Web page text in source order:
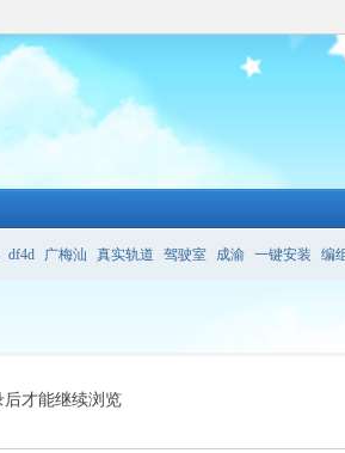
df4d 广梅汕 真实轨道 驾驶室 成渝 一键安装 编
后才能继续浏览